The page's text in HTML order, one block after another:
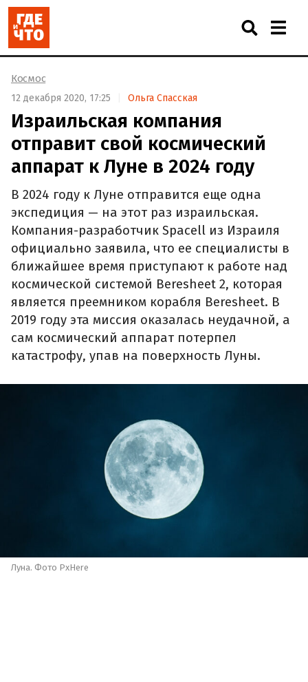
Космос
12 декабря 2020, 17:25 Ольга Спасская
Израильская компания
отправит свой космический
аппарат к Луне в 2024 году
В 2024 году к Луне отправится еще одна
экспедиция — на этот раз израильская.
Компания-разработчик Spacell из Израиля
официально заявила, что ее специалисты в
ближайшее время приступают к работе над
космической системой Beresheet 2, которая
является преемником корабля Beresheet. В
2019 году эта миссия оказалась неудачной, а
сам космический аппарат потерпел
катастрофу, упав на поверхность Луны.
Луна. Фото PxHere